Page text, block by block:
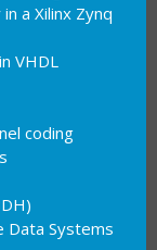
a Xilinx Zynq
VHDL
coding
Data Systems